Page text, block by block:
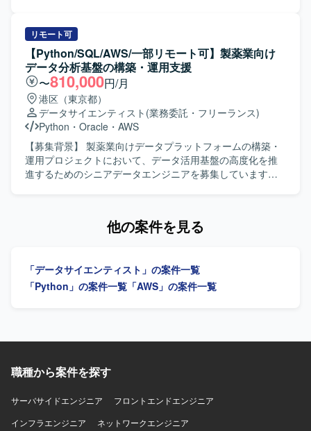
定性データの高度な活用やナレッジ基盤構築といった先進
的なテーマに取り組んでいただけます。複数の大企業との
契約実績がある環境で、プロダクトの成長とともに自身の
技術的・ビジネス的なスキルを高めることができます。デ
ータ基盤構築から可視化まで一気通貫で関与できるため、
広範なデータエンジニアリングの経験を積める点も魅力で
す。 【開発環境】 BackendではPythonやFastAPI、Prefect
を用い、FrontendではTypescriptおよびReact Routerを採用
しております。インフラストラクチャはAWSを中心に
Fargate、Aurora、S3、ElastiCacheなどを利用し、
Terraformで構成管理を行っております。周辺ツールとして
援ツールも積極的に利用できる環境です。
の運用・構築を行います。 CI/CDツールとしてJenkinsや
GitHub Actions、プロジェクト管理ツールとしてJiraなどを
利用します。
ト化、標準化検討まで一貫してご担当いただきます。あわ
せて、成果物のドキュメント整備や共有を進めていただき
ます。 【求める人物像】 一人称で能動的に業務を推進でき
る自走力をお持ちの方を求めております。運用改善や標準
化に主体的に取り組み、関係者と連携しながらドキュメン
ト整備やノウハウ共有を進めていただける方が望ましいで
す。また、自動化や効率化、AI 活用など新しい取り組みに
前向きに取り組んでいただける方を歓迎いたします。 【ポ
ジションの魅力】 データ基盤およびデータパイプラインの
運用改善から標準化検討まで幅広い工程に関わることがで
き、全体最適を意識した改善活動に携わることができま
タ基盤上で、SQL や Python を用いたデータ処理およびデ
いただく想定です。
リモート可
【Python/SQL/AWS/一部リモート可】製薬業向け
データ分析基盤の構築・運用支援
〜810,000円/月
港区（東京都）
データサイエンティスト (業務委託・フリーランス)
Python ・ Oracle ・ AWS
【募集背景】 製薬業向けデータプラットフォームの構築・
運用プロジェクトにおいて、データ活用基盤の高度化を推
進するためのシニアデータエンジニアを募集しています。
きます。SQLを用いた大規模データ処理、データパイプラ
知見を活かしながら、データ活用基盤の高度化を推進して
いただきます。関係者と連携しながらデータ統合およびデ
度化をリードしていただける方を求めています。 【ポジシ
型データウェアハウスとモダンデータスタックを組み合わ
せた先進的なデータプラットフォーム構築に関わることが
でき、データエンジニアとしての専門性を高めていただけ
ます。 【開発環境】 AWS、Snowflake、Databricks、
DBT、Fivetran、Oracle、Python、PL/SQLなどを用いたデ
他の案件を見る
「データサイエンティスト」の案件一覧
「Python」の案件一覧 「AWS」の案件一覧
職種から案件を探す
サーバサイドエンジニア
フロントエンドエンジニア
インフラエンジニア
ネットワークエンジニア